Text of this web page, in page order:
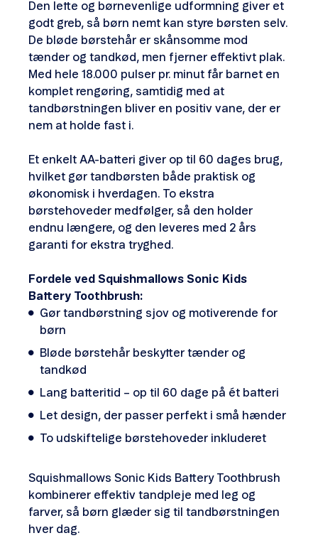
Den lette og børnevenlige udformning giver et
godt greb, så børn nemt kan styre børsten selv.
De bløde børstehår er skånsomme mod
tænder og tandkød, men fjerner effektivt plak.
Med hele 18.000 pulser pr. minut får barnet en
komplet rengøring, samtidig med at
tandbørstningen bliver en positiv vane, der er
nem at holde fast i.
Et enkelt AA-batteri giver op til 60 dages brug,
hvilket gør tandbørsten både praktisk og
økonomisk i hverdagen. To ekstra
børstehoveder medfølger, så den holder
endnu længere, og den leveres med 2 års
garanti for ekstra tryghed.
Fordele ved Squishmallows Sonic Kids
Battery Toothbrush:
Gør tandbørstning sjov og motiverende for
børn
Bløde børstehår beskytter tænder og
tandkød
Lang batteritid – op til 60 dage på ét batteri
Let design, der passer perfekt i små hænder
To udskiftelige børstehoveder inkluderet
Squishmallows Sonic Kids Battery Toothbrush
kombinerer effektiv tandpleje med leg og
farver, så børn glæder sig til tandbørstningen
hver dag.